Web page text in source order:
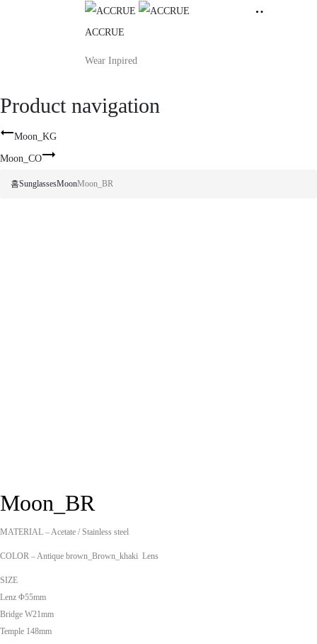
ACCRUE
Wear Inpired
Product navigation
Moon_KG
Moon_CO
홈SunglassesMoonMoon_BR
Moon_BR
MATERIAL – Acetate / Stainless steel
COLOR – Antique brown_Brown_khaki Lens
SIZE
Lenz Φ55mm
Bridge W21mm
Temple 148mm